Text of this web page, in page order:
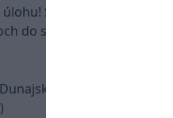
Slovenská
do semifinále Hlinka
Streda /